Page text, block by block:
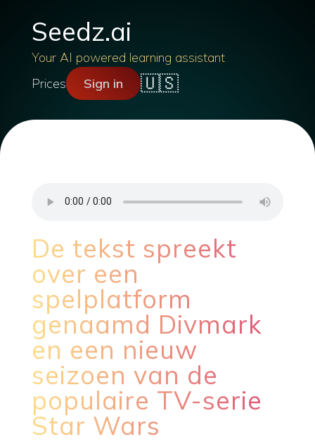
Seedz.ai
Your AI powered learning assistant
Prices
Sign in 🇺🇸
De tekst spreekt
over een
spelplatform
genaamd Divmark
en een nieuw
seizoen van de
populaire TV-serie
Star Wars